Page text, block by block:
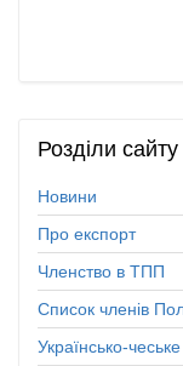
Розділи сайту
Новини
Про експорт
Членство в ТПП
Список членів
Українсько-